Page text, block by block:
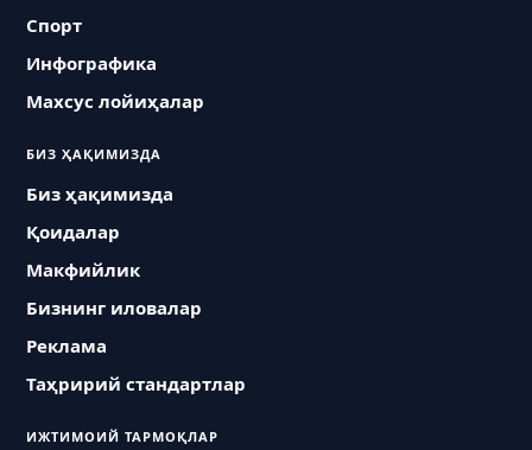
Спорт
Инфографика
Махсус лойиҳалар
БИЗ ҲАҚИМИЗДА
Биз ҳақимизда
Қоидалар
Макфийлик
Бизнинг иловалар
Реклама
Таҳририй стандартлар
ИЖТИМОИЙ ТАРМОҚЛАР